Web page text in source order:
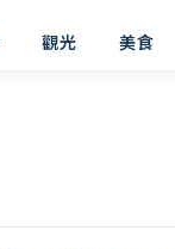
觀光 美食